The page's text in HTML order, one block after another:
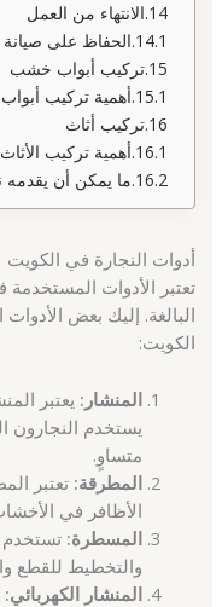
الانتهاء من العمل
الحفاظ على صيانة
تركيب أبواب خشب
أهمية تركيب
تركيب أثاث
أهمية تركيب الأثاث
ما يمكن أن يقدمه
أدوات النجارة في الكويت
تعتبر الأدوات
البالغة. إليك بعض
الكويت:
المنشار: يعتبر
يستخدم النجارون
متساوٍ.
المطرقة: تعتبر
الأظافر في
المسطرة:
والتخطيط للقطع
المنشار الكهربائي: